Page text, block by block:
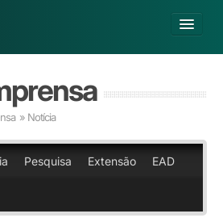
Já sou Aluno
Matricule-se
» Notícia
Pesquisa Extensão EAD